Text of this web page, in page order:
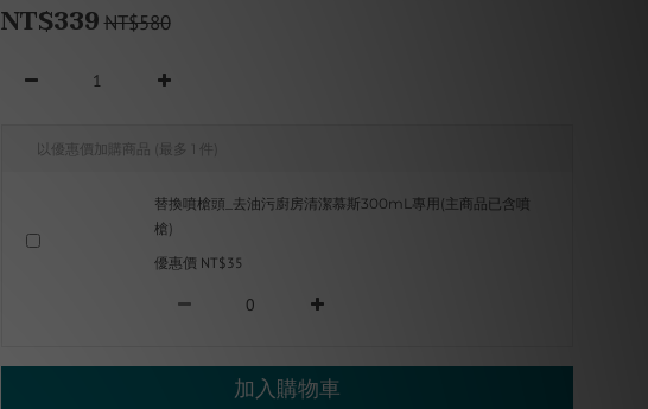
NT$339 NT$580
以優惠價加購商品 (最多 1 件)
替換噴槍頭_去油污廚房清潔慕斯300mL專用(主商品已含噴
槍)
優惠價 NT$35
加入購物車